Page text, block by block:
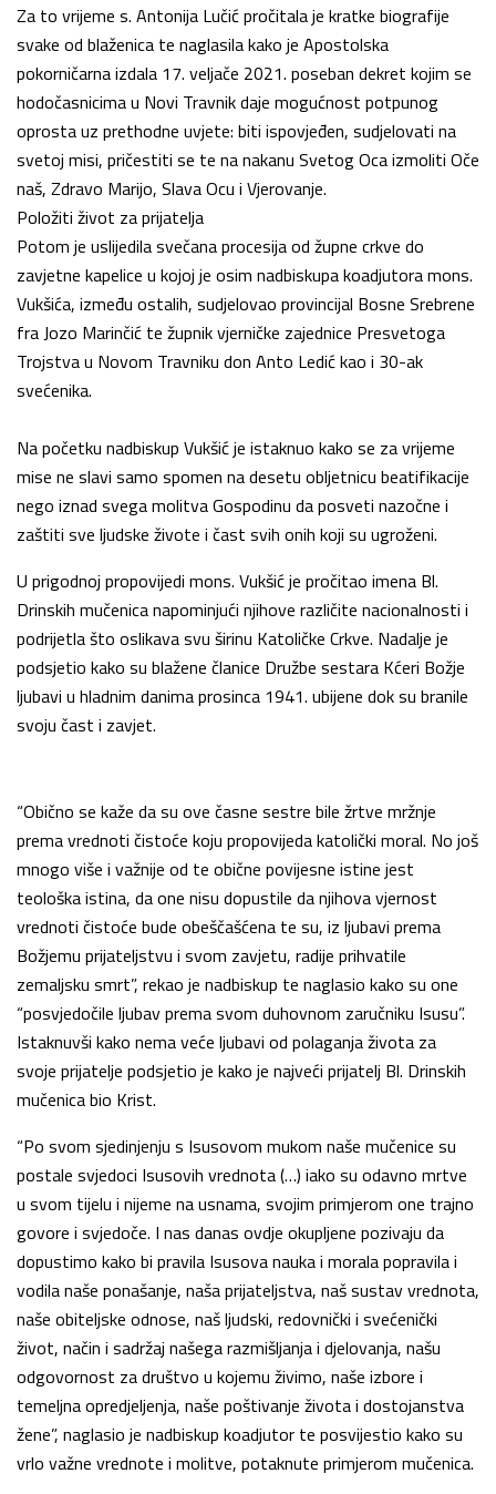
Za to vrijeme s. Antonija Lučić pročitala je kratke biografije
svake od blaženica te naglasila kako je Apostolska
pokorničarna izdala 17. veljače 2021. poseban dekret kojim se
hodočasnicima u Novi Travnik daje mogućnost potpunog
oprosta uz prethodne uvjete: biti ispovjeđen, sudjelovati na
svetoj misi, pričestiti se te na nakanu Svetog Oca izmoliti Oče
naš, Zdravo Marijo, Slava Ocu i Vjerovanje.
Položiti život za prijatelja
Potom je uslijedila svečana procesija od župne crkve do
zavjetne kapelice u kojoj je osim nadbiskupa koadjutora mons.
Vukšića, između ostalih, sudjelovao provincijal Bosne Srebrene
fra Jozo Marinčić te župnik vjerničke zajednice Presvetoga
Trojstva u Novom Travniku don Anto Ledić kao i 30-ak
svećenika.
Na početku nadbiskup Vukšić je istaknuo kako se za vrijeme
mise ne slavi samo spomen na desetu obljetnicu beatifikacije
nego iznad svega molitva Gospodinu da posveti nazočne i
zaštiti sve ljudske živote i čast svih onih koji su ugroženi.
U prigodnoj propovijedi mons. Vukšić je pročitao imena Bl.
Drinskih mučenica napominjući njihove različite nacionalnosti i
podrijetla što oslikava svu širinu Katoličke Crkve. Nadalje je
podsjetio kako su blažene članice Družbe sestara Kćeri Božje
ljubavi u hladnim danima prosinca 1941. ubijene dok su branile
svoju čast i zavjet.
“Obično se kaže da su ove časne sestre bile žrtve mržnje
prema vrednoti čistoće koju propovijeda katolički moral. No još
mnogo više i važnije od te obične povijesne istine jest
teološka istina, da one nisu dopustile da njihova vjernost
vrednoti čistoće bude obeščašćena te su, iz ljubavi prema
Božjemu prijateljstvu i svom zavjetu, radije prihvatile
zemaljsku smrt”, rekao je nadbiskup te naglasio kako su one
“posvjedočile ljubav prema svom duhovnom zaručniku Isusu”.
Istaknuvši kako nema veće ljubavi od polaganja života za
svoje prijatelje podsjetio je kako je najveći prijatelj Bl. Drinskih
mučenica bio Krist.
“Po svom sjedinjenju s Isusovom mukom naše mučenice su
postale svjedoci Isusovih vrednota (…) iako su odavno mrtve
u svom tijelu i nijeme na usnama, svojim primjerom one trajno
govore i svjedoče. I nas danas ovdje okupljene pozivaju da
dopustimo kako bi pravila Isusova nauka i morala popravila i
vodila naše ponašanje, naša prijateljstva, naš sustav vrednota,
naše obiteljske odnose, naš ljudski, redovnički i svećenički
život, način i sadržaj našega razmišljanja i djelovanja, našu
odgovornost za društvo u kojemu živimo, naše izbore i
temeljna opredjeljenja, naše poštivanje života i dostojanstva
žene”, naglasio je nadbiskup koadjutor te posvijestio kako su
vrlo važne vrednote i molitve, potaknute primjerom mučenica.